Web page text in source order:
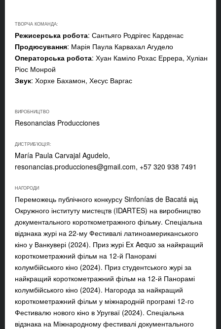
ТВОРЧА КОМАНДА:
Режисерська робота: Сантьяго Родрігес Карденас
Продюсування: Марія Паула Карвахал Агудело
Операторська робота: Хуан Каміло Рохас Еррера, Хуліан
Ріос Монрой
Звук: Хорхе Бахамон, Хесус Варгас
ВИРОБНИЦТВО
Resonancias Producciones
ДИСТРИБ'ЮЦІЯ:
María Paula Carvajal Agudelo,
resonancias.producciones@gmail.com, +57 320 938 7491
НАГОРОДИ
Переможець публічного конкурсу Sinfonías de Bacatá від
Окружного інституту мистецтв (IDARTES) на виробництво
документального короткометражного фільму. Спеціальна
відзнака журі на 22-му Фестивалі латиноамериканського
кіно у Ванкувері (2024). Приз журі Ex Aequo за найкращий
короткометражний фільм на 12-й Панорамі
колумбійського кіно (2024). Приз студентського журі за
найкращий короткометражний фільм на 12-й Панорамі
колумбійського кіно (2024). Нагорода за найкращий
короткометражний фільм у міжнародній програмі 12-го
Фестивалю нового кіно в Уругваї (2024). Спеціальна
відзнака на Міжнародному фестивалі документального